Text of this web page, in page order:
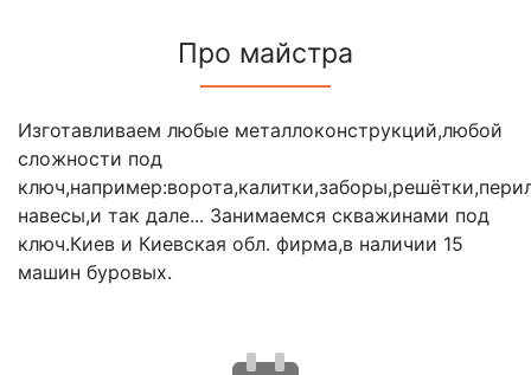
Про майстра
Изготавливаем любые металлоконструкций,любой
сложности под
навесы,и так дале... Занимаемся скважинами под
ключ.Киев и Киевская обл. фирма,в наличии 15
машин буровых.